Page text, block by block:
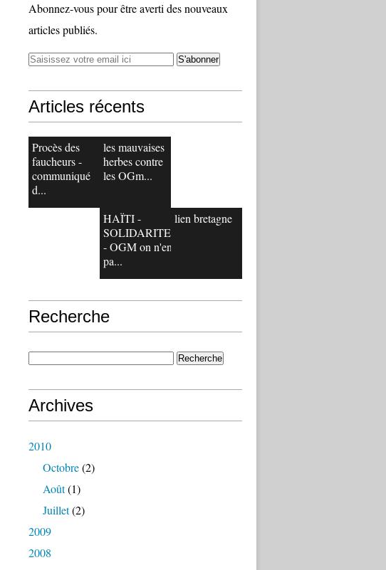
Abonnez-vous pour être averti des nouveaux
articles publiés.
Articles récents
Procès des
faucheurs -
communiqué
d...
les mauvaises
herbes contre
les OGm...
HAÏTI -
SOLIDARITE
- OGM on n'en
pa...
lien bretagne
Recherche
Archives
2010
Octobre(2)
Août(1)
Juillet(2)
2009
2008